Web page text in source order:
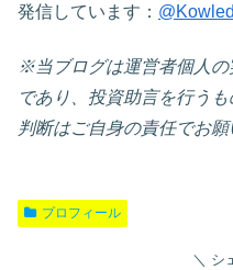
発信しています：
※当ブログは運営者個人
であり、投資助言を行う
判断はご自身の責任でお願
プロフィール
シ